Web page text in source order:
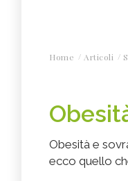
Home Articoli
Obesità e
ecco quello